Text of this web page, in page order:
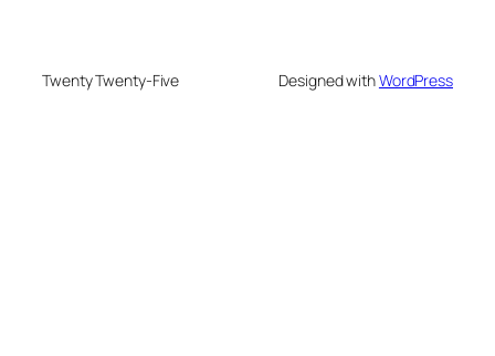
Twenty Twenty-Five Designed withWordPress